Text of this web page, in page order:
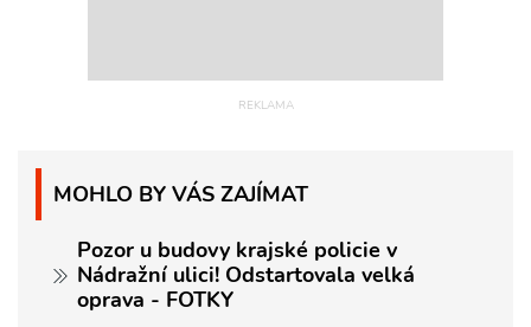
MOHLO BY VÁS ZAJÍMAT
Pozor u budovy krajské policie v
Nádražní ulici! Odstartovala velká
oprava - FOTKY